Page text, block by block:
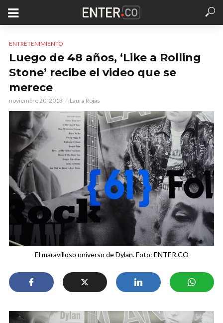
ENTRETENIMIENTO
Luego de 48 años, ‘Like a Rolling
Stone’ recibe el video que se
merece
noviembre 20, 2013 Laura Rojas
El maravilloso universo de Dylan. Foto: ENTER.CO